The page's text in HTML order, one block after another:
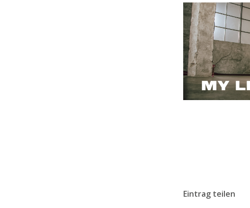
Eintrag teilen